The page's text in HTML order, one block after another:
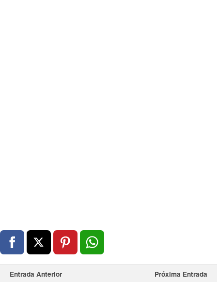
Entrada Anterior Próxima Entrada